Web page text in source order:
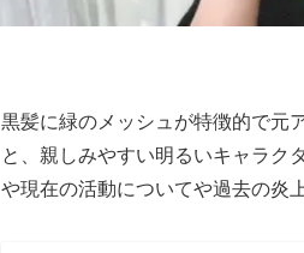
黒髪に緑のメッシュが特徴的で元
と、親しみやすい明るいキャラク
や現在の活動についてや過去の炎